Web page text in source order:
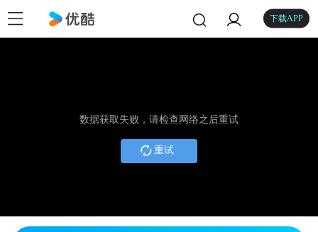
下载APP
数据获取失败，请检查网络之后重试
重试